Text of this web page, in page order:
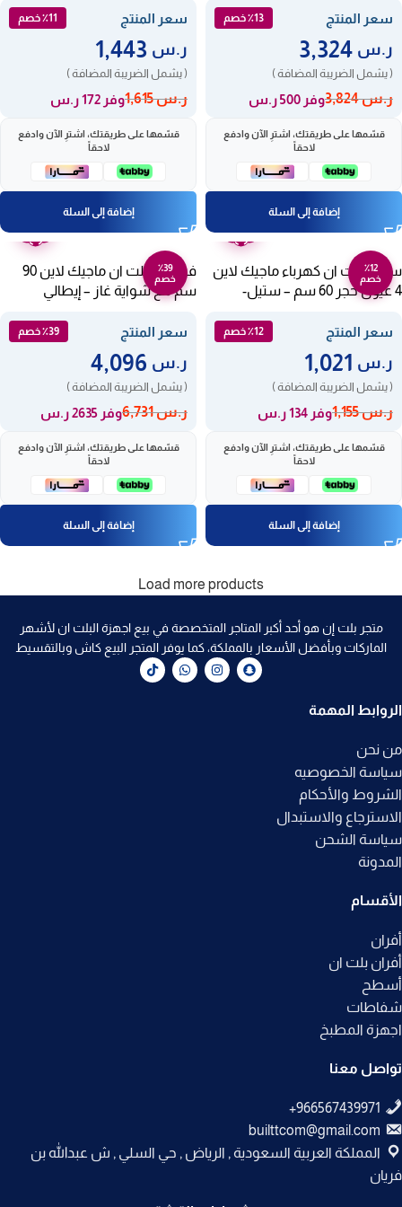
سعر المنتج ٪13 خصم
ر.س
( يشمل الضريبة المضافة )
ر.س3,824 وفر 500 ر.س
قسّمها على طريقتك، اشترِ الآن وادفع
لاحقاً
إضافة إلى السلة
سعر المنتج ٪11 خصم
ر.س
( يشمل الضريبة المضافة )
ر.س1,615 وفر 172 ر.س
قسّمها على طريقتك، اشترِ الآن وادفع
لاحقاً
إضافة إلى السلة
٪12
خصم
عامين
سطح بلت ان كهرباء ماجيك لاين
4 عيون حجر 60 سم – ستيل-
سعر المنتج
٪12 خصم
ر.س
( يشمل الضريبة المضافة )
ر.س1,155 وفر 134 ر.س
قسّمها على طريقتك، اشترِ الآن وادفع
لاحقاً
إضافة إلى السلة
٪39
خصم
عامين
فرن غاز بلت ان ماجيك لاين 90
سم مع شواية غاز – إيطالي
سعر المنتج
٪39 خصم
ر.س
( يشمل الضريبة المضافة )
ر.س6,731 وفر 2635 ر.س
قسّمها على طريقتك، اشترِ الآن وادفع
لاحقاً
إضافة إلى السلة
Load more products
متجر بلت إن هو أحد أكبر المتاجر المتخصصة في بيع اجهزة البلت ان لأشهر
الماركات وبأفضل الأسعار بالمملكة، كما يوفر المتجر البيع كاش وبالتقسيط
الروابط المهمة
من نحن
سياسة الخصوصيه
الشروط والأحكام
الاسترجاع والاستبدال
سياسة الشحن
المدونة
الأقسام
أفران
أفران بلت ان
أسطح
شفاطات
اجهزة المطبخ
تواصل معنا
builttcom@gmail.com
المملكة العربية السعودية , الرياض , حي السلي , ش عبدالله بن
فريان